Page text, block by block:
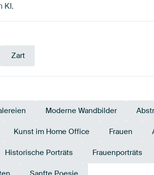
KI.
Zart
Moderne Wandbilder
Kunst im Home Office Frauen
Historische Porträts Frauenporträts